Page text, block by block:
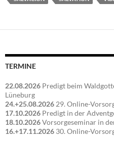
TERMINE
22.08.2026 Predigt beim
Lüneburg
24.+25.08.202629. Online-
17.10.2026 Predigt in der
18.10.2026Vorsorgeseminar in
16.+17.11.2026 30. Online-